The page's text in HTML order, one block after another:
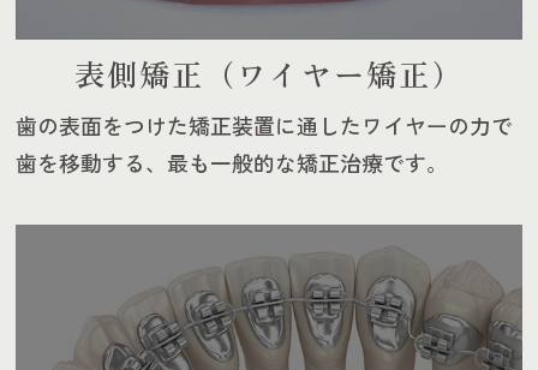
表側矯正（ワイヤー矯正）
歯の表面をつけた矯正装置に通したワイヤーの力で
歯を移動する、最も一般的な矯正治療です。